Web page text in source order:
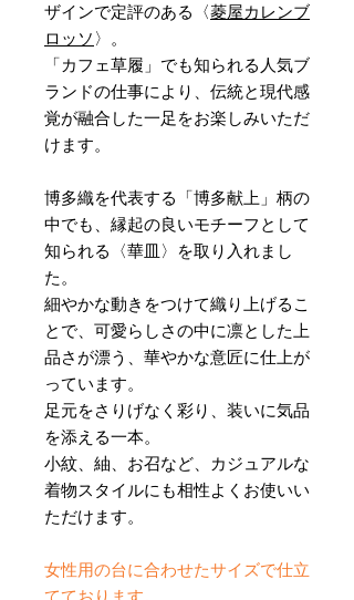
ザインで定評のある〈菱屋カレンブ
ロッソ 〉。
「カフェ草履」でも知られる人気ブ
ランドの仕事により、伝統と現代感
覚が融合した一足をお楽しみいただ
けます。
博多織を代表する「博多献上」柄の
中でも、縁起の良いモチーフとして
知られる〈華皿〉を取り入れまし
た。
細やかな動きをつけて織り上げるこ
とで、可愛らしさの中に凛とした上
品さが漂う、華やかな意匠に仕上が
っています。
足元をさりげなく彩り、装いに気品
を添える一本。
小紋、紬、お召など、カジュアルな
着物スタイルにも相性よくお使いい
ただけます。
女性用の台に合わせたサイズで仕立
てております。